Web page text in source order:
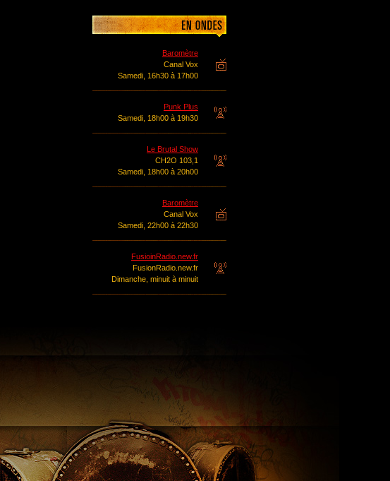
Baromètre
Canal Vox
Samedi, 16h30 à 17h00
Punk Plus
Samedi, 18h00 à 19h30
Le Brutal Show
CH2O 103,1
Samedi, 18h00 à 20h00
Baromètre
Canal Vox
Samedi, 22h00 à 22h30
FusioinRadio.new.fr
FusionRadio.new.fr
Dimanche, minuit à minuit